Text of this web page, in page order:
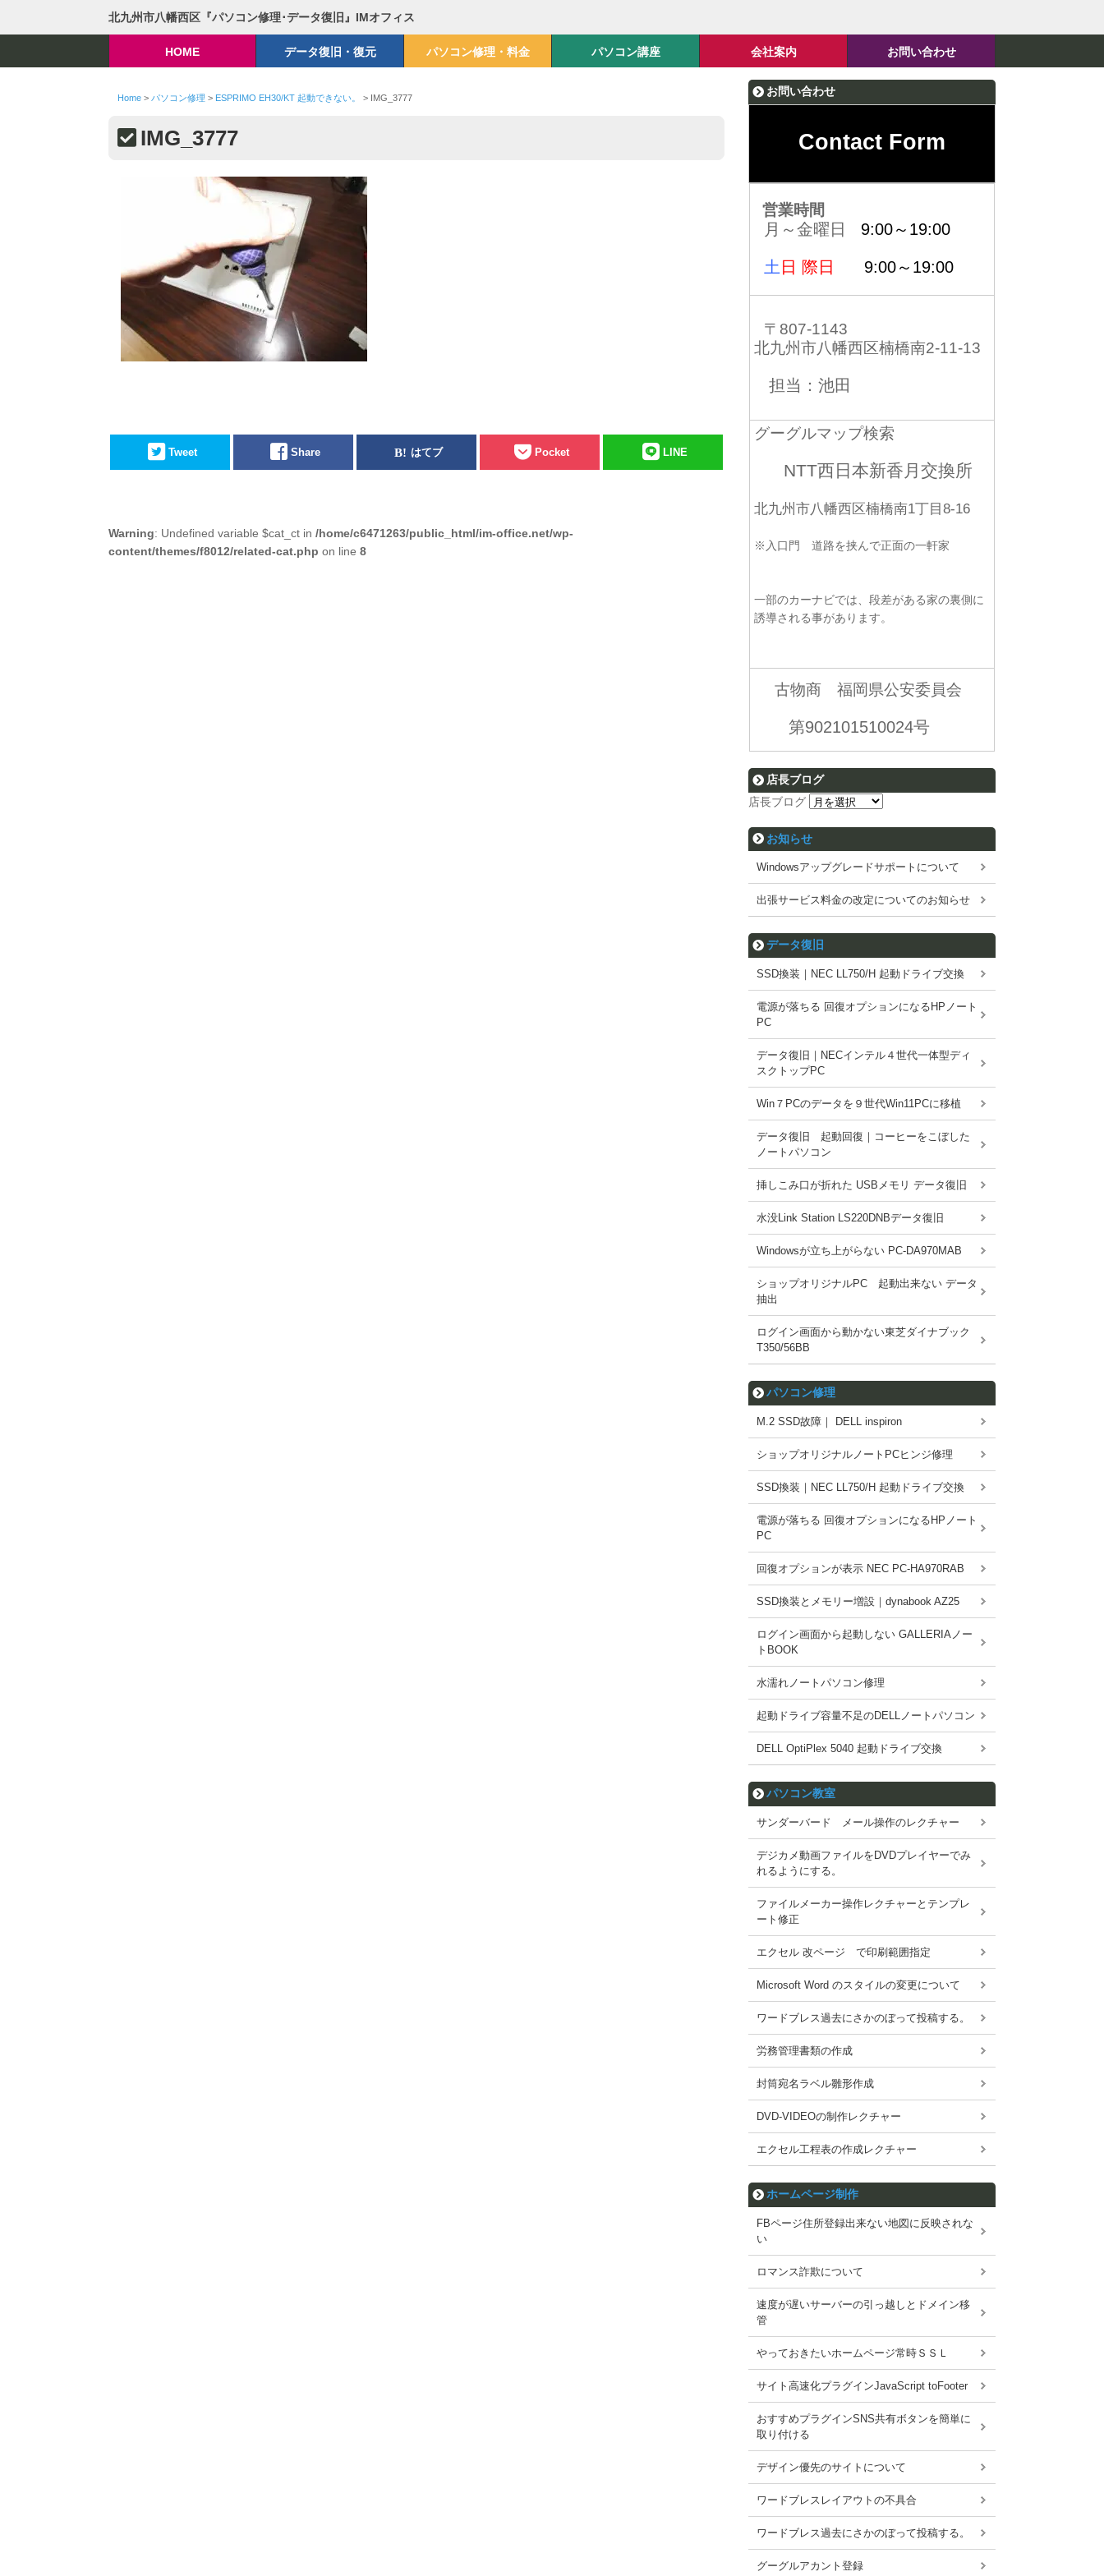
北九州市八幡西区『パソコン修理･データ復旧』IMオフィス
HOME データ復旧・復元 パソコン修理・料金 パソコン講座 会社案内 お問い合わせ
Home> パソコン修理 > ESPRIMO EH30/KT 起動できない。 > IMG_3777
IMG_3777
Tweet Share はてブ Pocket LINE
Warning: Undefined variable $cat_ct in /home/c6471263/public_html/im-office.net/wp-
content/themes/f8012/related-cat.php on line 8
お問い合わせ
Contact Form
営業時間
月～金曜日 9:00～19:00
土 日 際日 9:00～19:00
〒807-1143
北九州市八幡西区楠橋南2-11-13
担当：池田
グーグルマップ検索
NTT西日本新香月交換所
北九州市八幡西区楠橋南1丁目8-16
※入口門 道路を挟んで正面の一軒家
一部のカーナビでは、段差がある家の裏側に
誘導される事があります。
古物商 福岡県公安委員会
第902101510024号
店長ブログ
店長ブログ
お知らせ
Windowsアップグレードサポートについて
出張サービス料金の改定についてのお知らせ
データ復旧
SSD換装｜NEC LL750/H 起動ドライブ交換
電源が落ちる 回復オプションになるHPノート
PC
データ復旧｜NECインテル４世代一体型ディ
スクトップPC
Win７PCのデータを９世代Win11PCに移植
データ復旧 起動回復｜コーヒーをこぼした
ノートパソコン
挿しこみ口が折れた USBメモリ データ復旧
水没Link Station LS220DNBデータ復旧
Windowsが立ち上がらない PC-DA970MAB
ショップオリジナルPC 起動出来ない データ
抽出
ログイン画面から動かない東芝ダイナブック
T350/56BB
パソコン修理
M.2 SSD故障｜ DELL inspiron
ショップオリジナルノートPCヒンジ修理
SSD換装｜NEC LL750/H 起動ドライブ交換
電源が落ちる 回復オプションになるHPノート
PC
回復オプションが表示 NEC PC-HA970RAB
SSD換装とメモリー増設｜dynabook AZ25
ログイン画面から起動しない GALLERIAノー
トBOOK
水濡れノートパソコン修理
起動ドライブ容量不足のDELLノートパソコン
DELL OptiPlex 5040 起動ドライブ交換
パソコン教室
サンダーバード メール操作のレクチャー
デジカメ動画ファイルをDVDプレイヤーでみ
れるようにする。
ファイルメーカー操作レクチャーとテンプレ
ート修正
エクセル 改ページ で印刷範囲指定
Microsoft Word のスタイルの変更について
ワードブレス過去にさかのぼって投稿する。
労務管理書類の作成
封筒宛名ラベル雛形作成
DVD-VIDEOの制作レクチャー
エクセル工程表の作成レクチャー
ホームページ制作
FBページ住所登録出来ない地図に反映されな
い
ロマンス詐欺について
速度が遅いサーバーの引っ越しとドメイン移
管
やっておきたいホームページ常時ＳＳＬ
サイト高速化プラグインJavaScript toFooter
おすすめプラグインSNS共有ボタンを簡単に
取り付ける
デザイン優先のサイトについて
ワードブレスレイアウトの不具合
ワードブレス過去にさかのぼって投稿する。
グーグルアカント登録